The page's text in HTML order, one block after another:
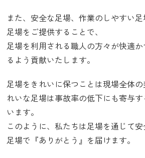
また、安全な足場、作業のしやすい
足場をご提供することで、
足場を利用される職人の方々が快適
るよう貢献いたします。
足場をきれいに保つことは現場全体
れいな足場は事故率の低下にも寄与
います。
このように、私たちは足場を通じて安
足場で『ありがとう』を届けます。